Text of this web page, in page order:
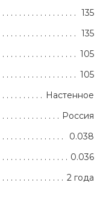
135
135
105
105
Настенное
Россия
0.038
0.036
2 года